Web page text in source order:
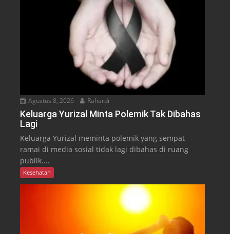
Agustus 8, 2026 Rahardi
Keluarga Yurizal Minta Polemik Tak Dibahas
Lagi
Keluarga Yurizal meminta polemik yang sempat
ramai di media sosial tidak lagi dibahas di ruang
publik....
Kesehatan